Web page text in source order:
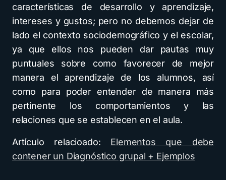
características de desarrollo y aprendizaje,
intereses y gustos; pero no debemos dejar de
lado el contexto sociodemográfico y el escolar,
ya que ellos nos pueden dar pautas muy
puntuales sobre como favorecer de mejor
manera el aprendizaje de los alumnos, así
como para poder entender de manera más
pertinente los comportamientos y las
relaciones que se establecen en el aula.
Artículo relacioado: Elementos que debe
contener un Diagnóstico grupal + Ejemplos